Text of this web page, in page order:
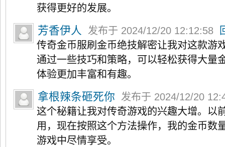
获得更好的发展。
芳香伊人 发布于 2024/12/20 12:12:58
传奇金币服刷金币绝技解密让我对这款游
通过一些技巧和策略，可以轻松获得大量
体验更加丰富和有趣。
拿根辣条砸死你
发布于 2024/12/20
这个秘籍让我对传奇游戏的兴趣大增。以
用，现在按照这个方法操作，我的金币数
游戏中尽情享受。